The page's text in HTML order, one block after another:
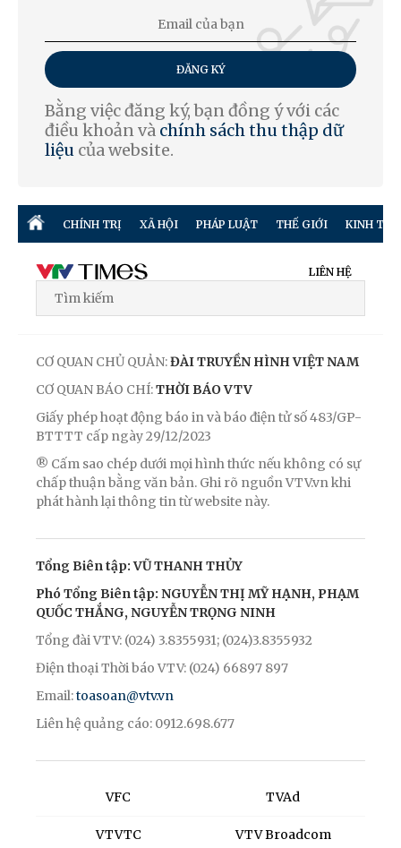
ĐĂNG KÝ
Bằng việc đăng ký, bạn đồng ý với các
điều khoản và chính sách thu thập dữ
liệu của website.
CHÍNH TRỊ XÃ HỘI PHÁP LUẬT THẾ GIỚI KINH TẾ
LIÊN HỆ
CƠ QUAN CHỦ QUẢN:ĐÀI TRUYỀN HÌNH VIỆT NAM
CƠ QUAN BÁO CHÍ:THỜI BÁO VTV
Giấy phép hoạt động báo in và báo điện tử số 483/GP-
BTTTT cấp ngày 29/12/2023
® Cấm sao chép dưới mọi hình thức nếu không có sự
chấp thuận bằng văn bản. Ghi rõ nguồn VTV.vn khi
phát hành lại thông tin từ website này.
Tổng Biên tập: VŨ THANH THỦY
Phó Tổng Biên tập: NGUYỄN THỊ MỸ HẠNH, PHẠM
QUỐC THẮNG, NGUYỄN TRỌNG NINH
Tổng đài VTV: (024) 3.8355931; (024)3.8355932
Điện thoại Thời báo VTV: (024) 66897 897
Email:toasoan@vtv.vn
Liên hệ quảng cáo: 0912.698.677
VFC
VTVTC
TVAd
VTV Broadcom